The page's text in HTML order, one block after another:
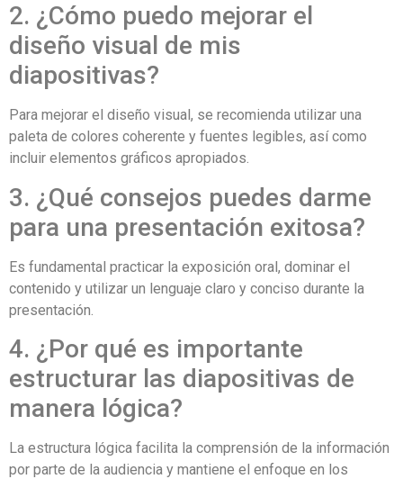
2. ¿Cómo puedo mejorar el
diseño visual de mis
diapositivas?
Para mejorar el diseño visual, se recomienda utilizar una
paleta de colores coherente y fuentes legibles, así como
incluir elementos gráficos apropiados.
3. ¿Qué consejos puedes darme
para una presentación exitosa?
Es fundamental practicar la exposición oral, dominar el
contenido y utilizar un lenguaje claro y conciso durante la
presentación.
4. ¿Por qué es importante
estructurar las diapositivas de
manera lógica?
La estructura lógica facilita la comprensión de la información
por parte de la audiencia y mantiene el enfoque en los